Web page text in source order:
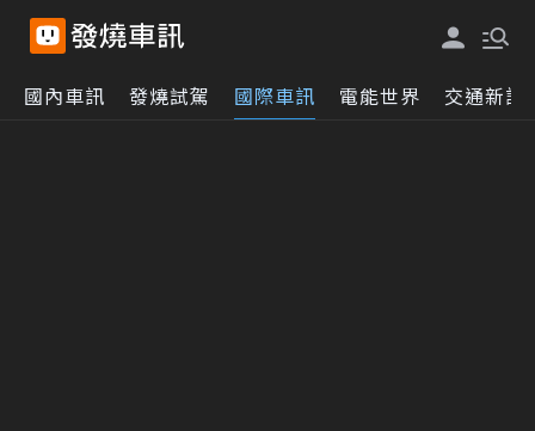
國內車訊 發燒試駕 國際車訊 電能世界 交通新訊